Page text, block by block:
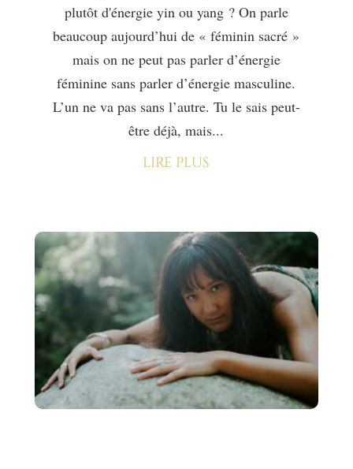
plutôt d'énergie yin ou yang ? On parle
beaucoup aujourd’hui de « féminin sacré »
mais on ne peut pas parler d’énergie
féminine sans parler d’énergie masculine.
L’un ne va pas sans l’autre. Tu le sais peut-
être déjà, mais...
lire plus